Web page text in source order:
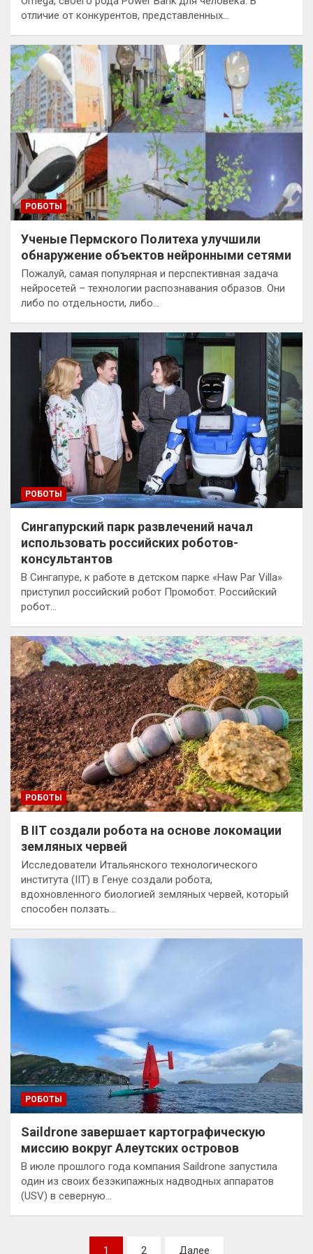
отличие от конкурентов, представленных…
РОБОТЫ
Ученые Пермского Политеха улучшили
обнаружение объектов нейронными сетями
Пожалуй, самая популярная и перспективная задача
нейросетей – технологии распознавания образов. Они
либо по отдельности, либо…
РОБОТЫ
Сингапурский парк развлечений начал
использовать российских роботов-
консультантов
В Сингапуре, к работе в детском парке «Haw Par Villa»
приступил российский робот Промобот. Российский
робот…
РОБОТЫ
В IIT создали робота на основе локомации
земляных червей
Исследователи Итальянского технологического
института (IIT) в Генуе создали робота,
вдохновленного биологией земляных червей, который
способен ползать…
РОБОТЫ
Saildrone завершает картографическую
миссию вокруг Алеутских островов
В июле прошлого года компания Saildrone запустила
один из своих безэкипажных надводных аппаратов
(USV) в северную…
1 2 Далее